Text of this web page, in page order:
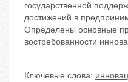
государственной
достижений в
Определены основные
востребованности
Ключевые слова: